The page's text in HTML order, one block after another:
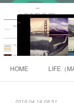
HOME LIFE（
2019.04.14 08:51